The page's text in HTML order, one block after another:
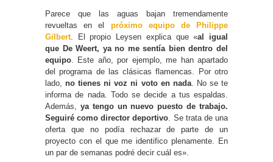
Parece que las aguas bajan tremendamente
revueltas en el próximo equipo de Philippe
Gilbert. El propio Leysen explica que «al igual
que De Weert, ya no me sentía bien dentro del
equipo. Este año, por ejemplo, me han apartado
del programa de las clásicas flamencas. Por otro
lado,no tienes ni voz ni voto en nada. No se te
informa de nada. Todo se decide a tus espaldas.
Además, ya tengo un nuevo puesto de trabajo.
Seguiré como director deportivo. Se trata de una
oferta que no podía rechazar de parte de un
proyecto con el que me identifico plenamente. En
un par de semanas podré decir cuál es».